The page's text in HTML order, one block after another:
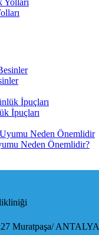
İpuçları
Neden Önemlidir?
Muratpaşa/ ANTALYA